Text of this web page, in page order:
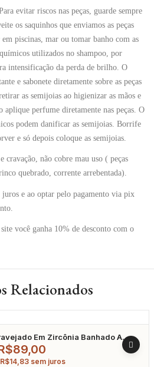
evitar riscos nas peças, guarde sempre
os saquinhos que enviamos as peças
piscinas, mar ou tomar banho com as
utilizados no shampoo, por
intensificação da perda de brilho. O
e sabonete diretamente sobre as peças
as semijoias ao higienizar as mãos e
aplique perfume diretamente nas peças. O
podem danificar as semijoias. Borrife
e só depois coloque as semijoias.
cravação, não cobre mau uso ( peças
quebrado, corrente arrebentada).
juros e ao optar pelo pagamento via pix
você ganha 10% de desconto com o
Relacionados
Em Zircônia Banhado A
89,00
R$14,83 sem juros